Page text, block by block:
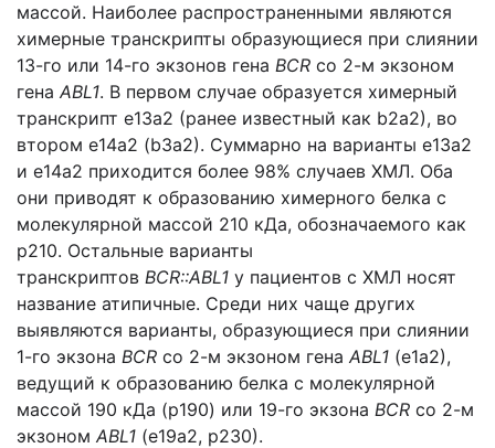
массой. Наиболее распространенными являются
химерные транскрипты образующиеся при слиянии
13-го или 14-го экзонов гена BCR со 2-м экзоном
гена ABL1. В первом случае образуется химерный
транскрипт e13a2 (ранее известный как b2a2), во
втором e14a2 (b3a2). Суммарно на варианты e13a2
и e14a2 приходится более 98% случаев ХМЛ. Оба
они приводят к образованию химерного белка с
молекулярной массой 210 кДа, обозначаемого как
p210. Остальные варианты
транскриптов BCR::ABL1 у пациентов с ХМЛ носят
название атипичные. Среди них чаще других
выявляются варианты, образующиеся при слиянии
1-го экзона BCR со 2-м экзоном гена ABL1 (e1a2),
ведущий к образованию белка с молекулярной
массой 190 кДа (p190) или 19-го экзона BCR cо 2-м
экзоном ABL1 (e19a2, p230).